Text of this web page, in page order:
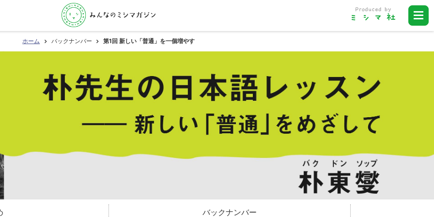
ホーム バックナンバー 第1回 新しい「普通」を一個増やす
バックナンバー